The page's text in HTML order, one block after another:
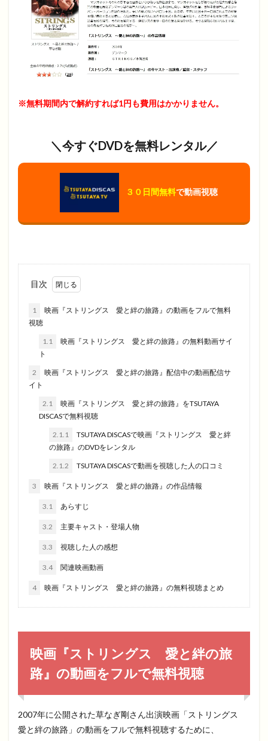
※無料期間内で解約すれば1円も費用はかかりません。
＼今すぐDVDを無料レンタル／
３０日間無料で動画視聴
目次
1
映画『ストリングス 愛と絆の旅路』の動画をフルで無料
視聴
1.1
映画『ストリングス 愛と絆の旅路』の無料動画サイ
ト
2
映画『ストリングス 愛と絆の旅路』配信中の動画配信サ
イト
2.1
映画『ストリングス 愛と絆の旅路』をTSUTAYA
DISCASで無料視聴
2.1.1
TSUTAYA DISCASで映画『ストリングス 愛と絆
の旅路』のDVDをレンタル
2.1.2 TSUTAYA DISCASで動画を視聴した人の口コミ
3 映画『ストリングス 愛と絆の旅路』の作品情報
3.1 あらすじ
3.2 主要キャスト・登場人物
3.3 視聴した人の感想
3.4 関連映画動画
4 映画『ストリングス 愛と絆の旅路』の無料視聴まとめ
映画『ストリングス 愛と絆の旅
路』の動画をフルで無料視聴
2007年に公開された草なぎ剛さん出演映画「ストリングス
愛と絆の旅路」の動画をフルで無料視聴するために、